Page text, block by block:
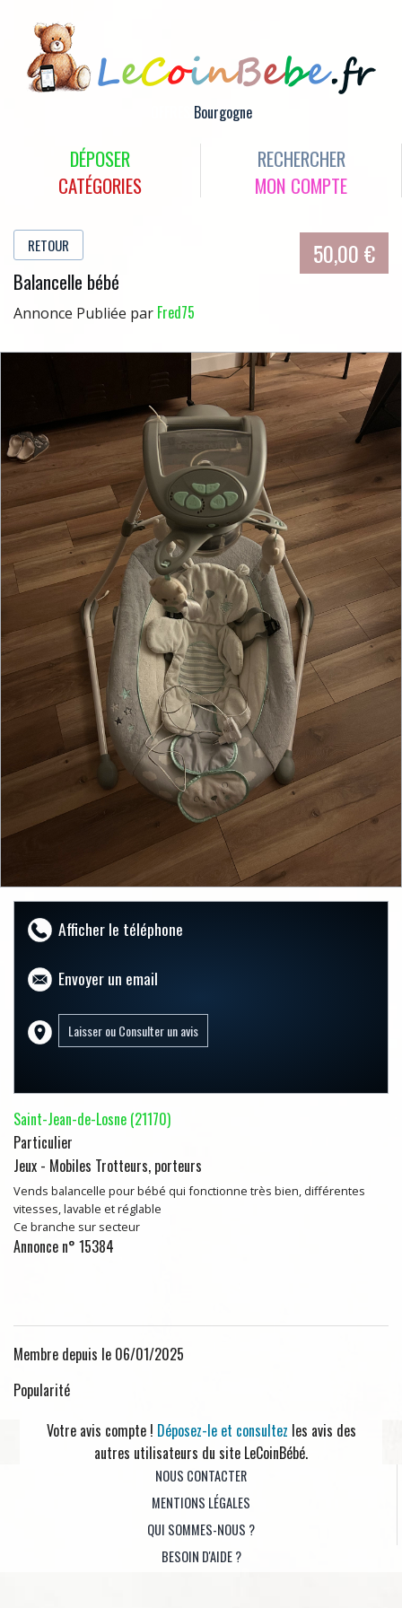
Bourgogne
DÉPOSER
RECHERCHER
CATÉGORIES
MON COMPTE
RETOUR
Balancelle bébé
Annonce Publiée par Fred75
50,00 €
Afficher le téléphone
Envoyer un email
Saint-Jean-de-Losne (21170)
Particulier
Jeux - Mobiles Trotteurs, porteurs
Vends balancelle pour bébé qui fonctionne très bien, différentes
vitesses, lavable et réglable
Ce branche sur secteur
Annonce n° 15384
Membre depuis le 06/01/2025
Popularité
Votre avis compte ! Déposez-le et consultez les avis des
autres utilisateurs du site LeCoinBébé.
NOUS CONTACTER
MENTIONS LÉGALES
QUI SOMMES-NOUS ?
BESOIN D'AIDE ?